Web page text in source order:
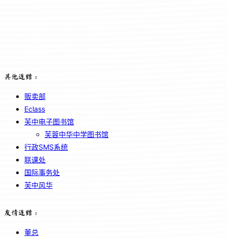
其他连结：
贩卖部
Eclass
芙中电子图书馆
芙蓉中华中学图书馆
行政SMS系统
联课处
国际事务处
芙中风华
友情连结：
董总